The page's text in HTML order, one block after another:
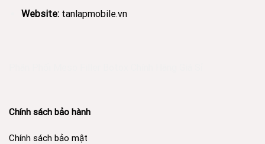
Website: tanlapmobile.vn
Chính sách bảo hành
Chính sách bảo mật